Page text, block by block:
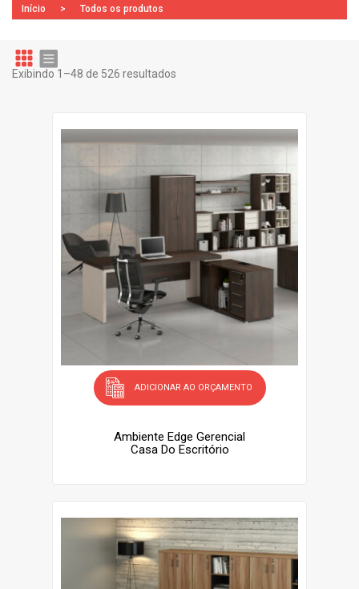
Nenhum produto no carrinho.
Início > Todos os produtos
Exibindo 1–48 de 526 resultados
ADICIONAR AO ORÇAMENTO
Ambiente Edge Gerencial
Casa Do Escritório